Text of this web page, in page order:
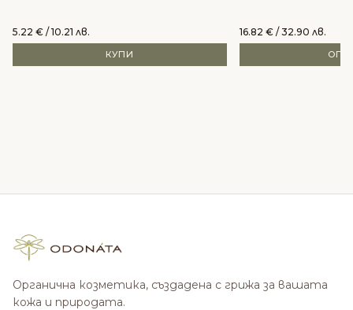
5.22 € / 10.21 лв.
КУПИ
16.82 € / 32.90 лв.
Органична козметика, създадена с грижа за вашата
кожа и природата.